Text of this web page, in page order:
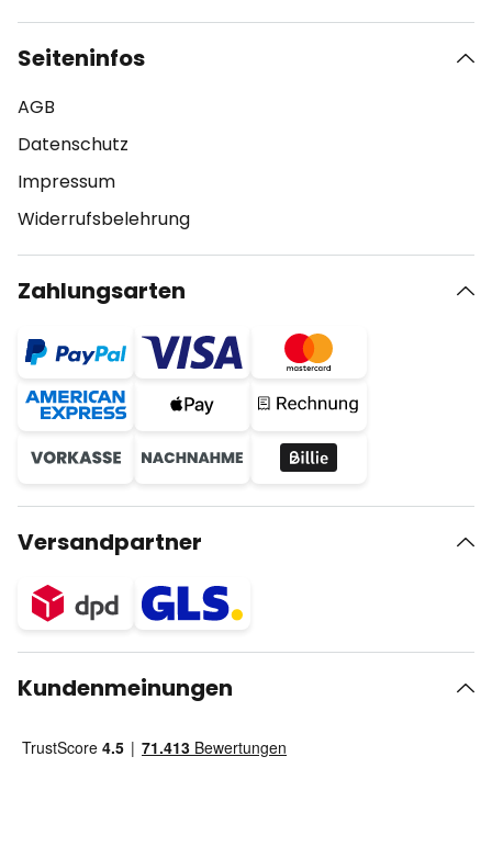
Seiteninfos
AGB
Datenschutz
Impressum
Widerrufsbelehrung
Zahlungsarten
Versandpartner
Kundenmeinungen